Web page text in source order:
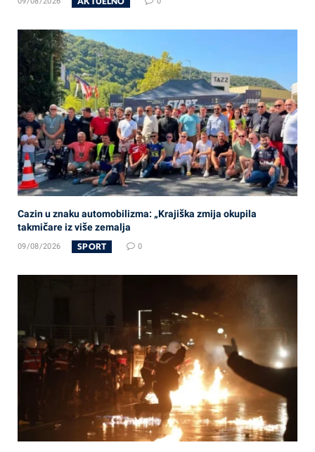
Cazin u znaku automobilizma: „Krajiška zmija okupila
takmičare iz više zemalja
09/08/2026 SPORT 0